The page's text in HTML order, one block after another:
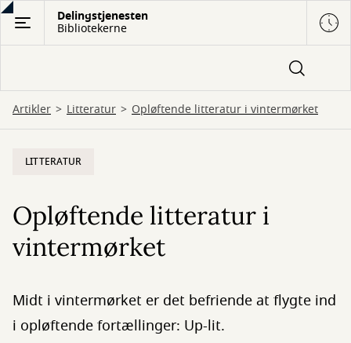
Gå
hovedindhold
Delingstjenesten
Bibliotekerne
Artikler Litteratur Opløftende litteratur i vintermørket
LITTERATUR
Opløftende litteratur i
vintermørket
Midt i vintermørket er det befriende at flygte ind
i opløftende fortællinger: Up-lit.